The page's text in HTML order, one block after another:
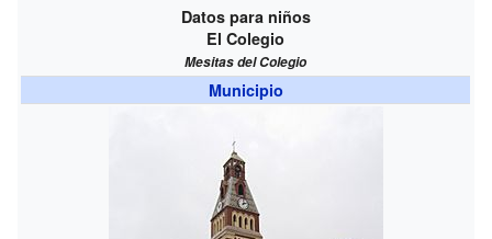
Datos para niños
El Colegio
Mesitas del Colegio
Municipio